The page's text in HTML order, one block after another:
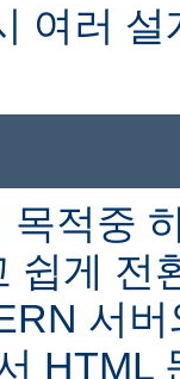
여러
목적중
쉽게 전
서
HTML